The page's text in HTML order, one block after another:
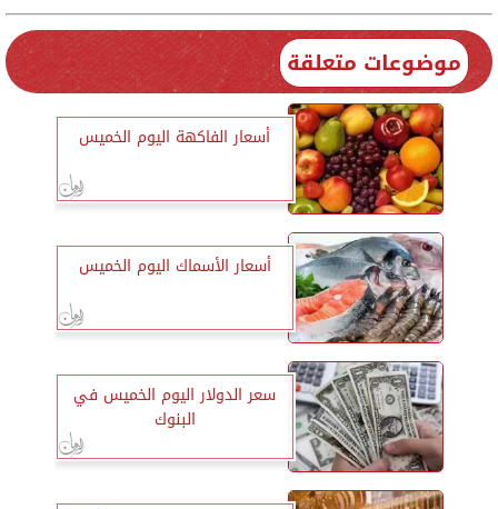
موضوعات متعلقة
أسعار الفاكهة اليوم الخميس
أسعار الأسماك اليوم الخميس
سعر الدولار اليوم الخميس في
البنوك